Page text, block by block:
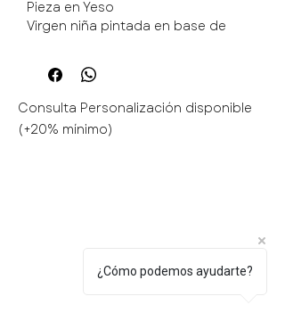
Pieza en Yeso
Virgen niña pintada en base de
Patinada 1640$
22/24cm diámetro . Elegí la que más
te guste 🥰
Consulta Personalización disponible
(+20% mínimo)
¿Cómo podemos ayudarte?